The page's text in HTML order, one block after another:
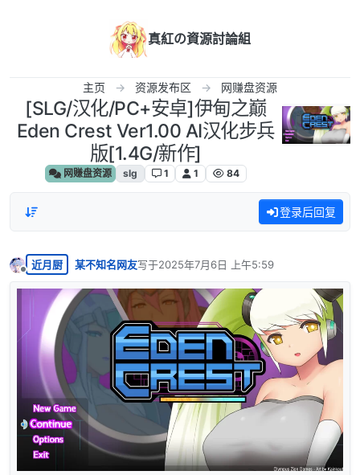
真紅の資源討論組
主页 资源发布区 网赚盘资源
[SLG/汉化/PC+安卓]伊甸之巅
Eden Crest Ver1.00 AI汉化步兵
版[1.4G/新作]
网赚盘资源 slg 1 1 84
登录后回复
离线
近月厨 某不知名网友写于2025年7月6日 上午5:59
最后由 编辑